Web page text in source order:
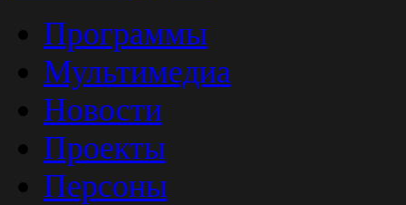
Программы
Мультимедиа
Новости
Проекты
Персоны